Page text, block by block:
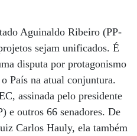
Aguinaldo Ribeiro (PP-
sejam unificados. É
disputa por protagonismo
País na atual conjuntura.
assinada pelo presidente
outros 66 senadores. De
Carlos Hauly, ela também